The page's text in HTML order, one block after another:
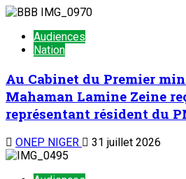
Audiences
Nation
Au Cabinet du Premier
Mahaman Lamine Zeine
représentant résident du
ONEP NIGER 31 juillet 2026